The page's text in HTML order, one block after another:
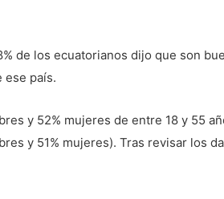
de los ecuatorianos dijo que son
ese país.
y 52% mujeres de entre 18 y 55
y 51% mujeres). Tras revisar los